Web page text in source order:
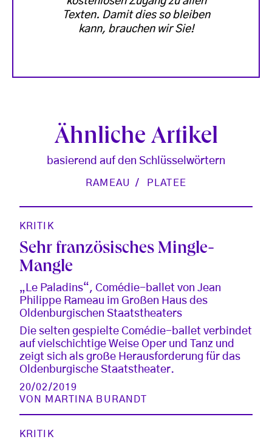
Texten. Damit dies so bleiben
kann, brauchen wir Sie!
Ähnliche Artikel
basierend auf den Schlüsselwörtern
RAMEAU PLATEE
KRITIK
Sehr französisches Mingle-
Mangle
„Le Paladins“, Comédie-ballet von Jean
Philippe Rameau im Großen Haus des
Oldenburgischen Staatstheaters
Die selten gespielte Comédie-ballet verbindet
auf vielschichtige Weise Oper und Tanz und
zeigt sich als große Herausforderung für das
Oldenburgische Staatstheater.
20/02/2019
VON MARTINA BURANDT
KRITIK